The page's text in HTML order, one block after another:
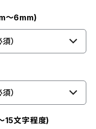
〜6mm)
）
）
15文字程度)